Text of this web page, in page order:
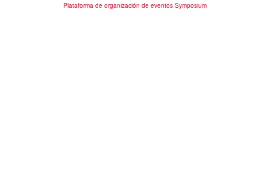
Plataforma de organización de eventos Symposium